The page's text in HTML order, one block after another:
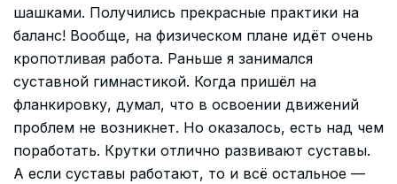
шашками. Получились прекрасные практики на
баланс! Вообще, на физическом плане идёт очень
кропотливая работа. Раньше я занимался
суставной гимнастикой. Когда пришёл на
фланкировку, думал, что в освоении движений
проблем не возникнет. Но оказалось, есть над чем
поработать. Крутки отлично развивают суставы.
А если суставы работают, то и всё остальное —